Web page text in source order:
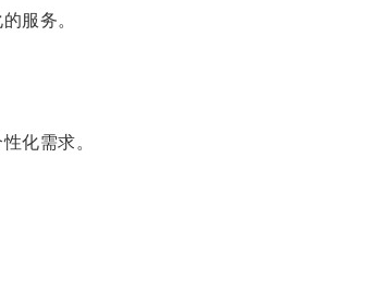
服务。
化需求。